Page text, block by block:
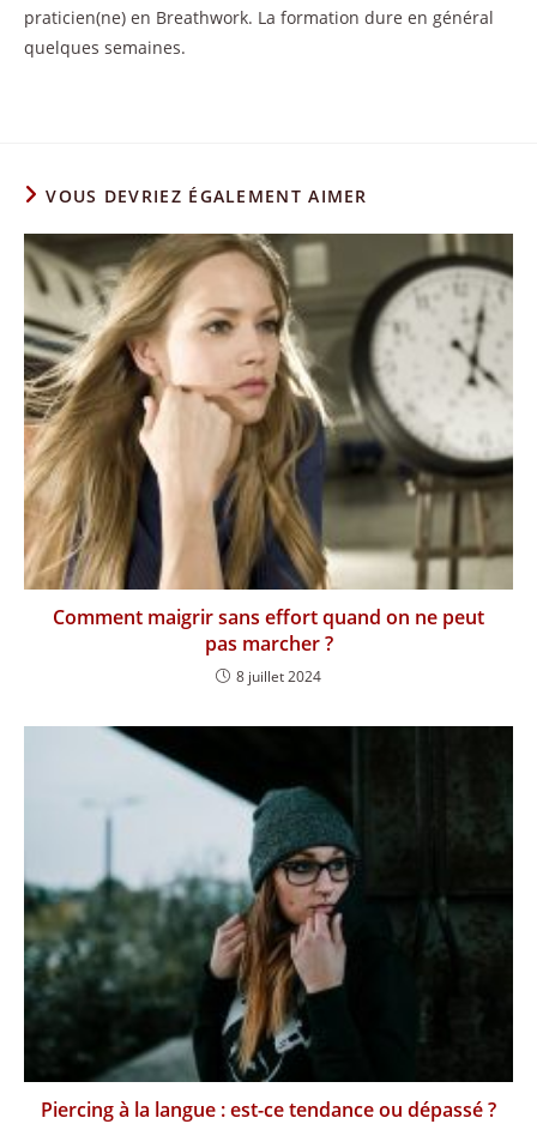
praticien(ne) en Breathwork. La formation dure en général
quelques semaines.
VOUS DEVRIEZ ÉGALEMENT AIMER
Comment maigrir sans effort quand on ne peut
pas marcher ?
8 juillet 2024
Piercing à la langue : est-ce tendance ou dépassé ?